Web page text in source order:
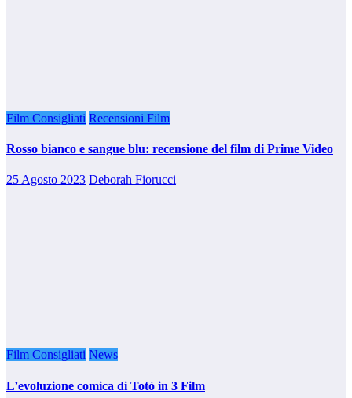
Film Consigliati Recensioni Film
Rosso bianco e sangue blu: recensione del film di Prime Video
25 Agosto 2023 Deborah Fiorucci
Film Consigliati News
L’evoluzione comica di Totò in 3 Film